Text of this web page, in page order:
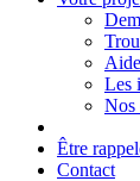
Les
Nos
Être
Contact